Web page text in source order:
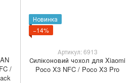
/
Новинка
−14%
Артикул: 6913
Силіконовий чохол для Xiaomi
Poco X3 NFC / Poco X3 Pro